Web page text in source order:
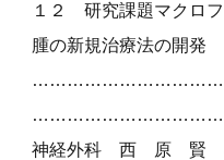
１
２
研究課題マクロ
腫の新規治療法の開発
神経外科 西 原 賢